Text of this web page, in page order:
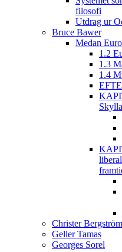
filosofi
Utdrag ur
Bruce Bawer
Medan
1.2
1.3
1.4
Christer Bergström
Geller Tamas
Georges Sorel